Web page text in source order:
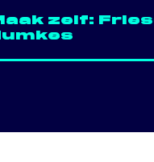
zelf: